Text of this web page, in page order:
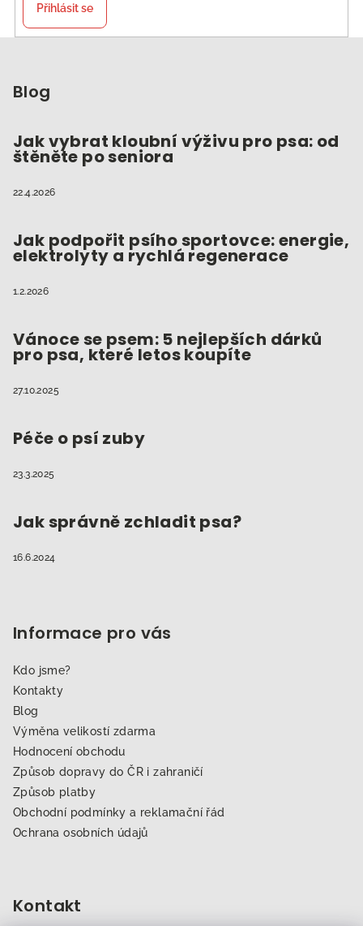
Přihlásit se
Blog
Jak vybrat kloubní výživu pro psa: od
štěněte po seniora
22.4.2026
Jak podpořit psího sportovce: energie,
elektrolyty a rychlá regenerace
1.2.2026
Vánoce se psem: 5 nejlepších dárků
pro psa, které letos koupíte
27.10.2025
Péče o psí zuby
23.3.2025
Jak správně zchladit psa?
16.6.2024
Informace pro vás
Kdo jsme?
Kontakty
Blog
Výměna velikostí zdarma
Hodnocení obchodu
Způsob dopravy do ČR i zahraničí
Způsob platby
Obchodní podmínky a reklamační řád
Ochrana osobních údajů
Kontakt